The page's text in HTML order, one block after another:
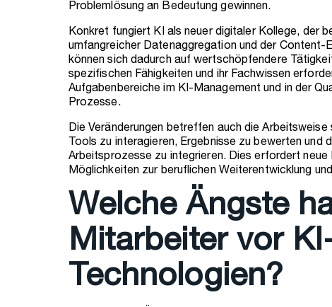
Problemlösung an Bedeutung gewinnen.
Konkret fungiert KI als neuer digitaler Kollege, der
umfangreicher Datenaggregation und der
können sich dadurch auf wertschöpfendere
spezifischen Fähigkeiten und ihr Fachwissen
Aufgabenbereiche im KI-Management und in der
Prozesse.
Die Veränderungen betreffen auch die
Tools zu interagieren, Ergebnisse zu bewerten und
Arbeitsprozesse zu integrieren. Dies erfordert
Möglichkeiten zur beruflichen Weiterentwicklung
Welche Ängste
Mitarbeiter vor
Technologien?